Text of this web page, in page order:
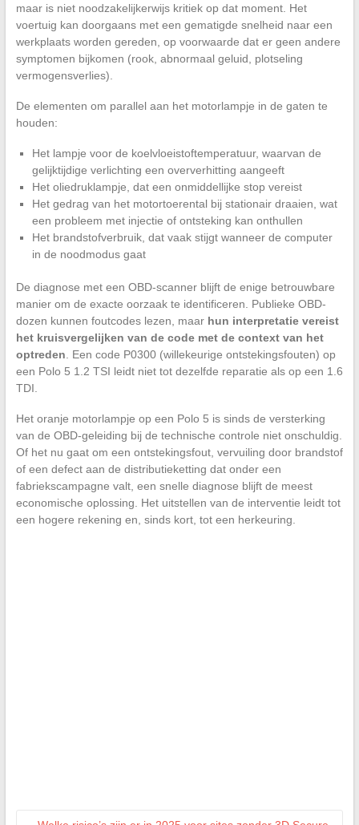
maar is niet noodzakelijkerwijs kritiek op dat moment. Het
voertuig kan doorgaans met een gematigde snelheid naar een
werkplaats worden gereden, op voorwaarde dat er geen andere
symptomen bijkomen (rook, abnormaal geluid, plotseling
vermogensverlies).
De elementen om parallel aan het motorlampje in de gaten te
houden:
Het lampje voor de koelvloeistoftemperatuur, waarvan de
gelijktijdige verlichting een oververhitting aangeeft
Het oliedruklampje, dat een onmiddellijke stop vereist
Het gedrag van het motortoerental bij stationair draaien, wat
een probleem met injectie of ontsteking kan onthullen
Het brandstofverbruik, dat vaak stijgt wanneer de computer
in de noodmodus gaat
De diagnose met een OBD-scanner blijft de enige betrouwbare
manier om de exacte oorzaak te identificeren. Publieke OBD-
dozen kunnen foutcodes lezen, maar hun interpretatie vereist
het kruisvergelijken van de code met de context van het
optreden . Een code P0300 (willekeurige ontstekingsfouten) op
een Polo 5 1.2 TSI leidt niet tot dezelfde reparatie als op een 1.6
TDI.
Het oranje motorlampje op een Polo 5 is sinds de versterking
van de OBD-geleiding bij de technische controle niet onschuldig.
Of het nu gaat om een ontstekingsfout, vervuiling door brandstof
of een defect aan de distributieketting dat onder een
fabriekscampagne valt, een snelle diagnose blijft de meest
economische oplossing. Het uitstellen van de interventie leidt tot
een hogere rekening en, sinds kort, tot een herkeuring.